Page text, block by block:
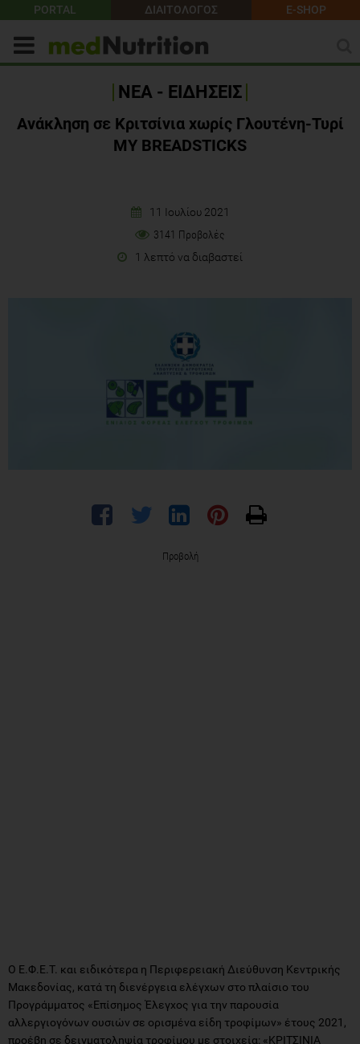
PORTAL ΔΙΑΙΤΟΛΟΓΟΣ E-SHOP
ΝΕΑ - ΕΙΔΗΣΕΙΣ
Ανάκληση σε Κριτσίνια χωρίς Γλουτένη-Τυρί
MY BREADSTICKS
11 Ιουλίου 2021
3141 Προβολές
1 λεπτό να διαβαστεί
Προβολή
Ο Ε.Φ.Ε.Τ. και ειδικότερα η Περιφερειακή Διεύθυνση Κεντρικής
Μακεδονίας, κατά τη διενέργεια ελέγχων στο πλαίσιο του
Προγράμματος «Επίσημος Έλεγχος για την παρουσία
αλλεργιογόνων ουσιών σε ορισμένα είδη τροφίμων» έτους 2021,
προέβη σε δειγματοληψία τροφίμου με στοιχεία: «ΚΡΙΤΣΙΝΙΑ